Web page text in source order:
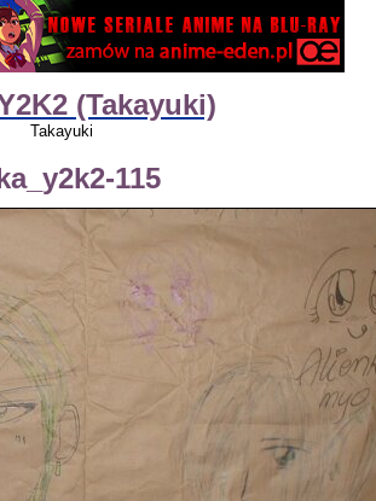
(Takayuki)
Takayuki
115